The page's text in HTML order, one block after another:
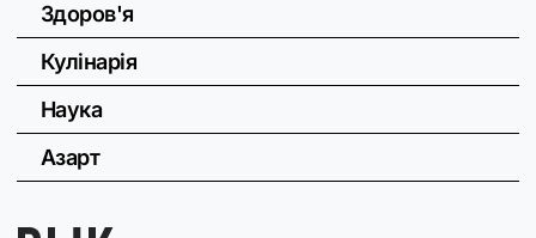
Здоров'я
Кулінарія
Наука
Азарт